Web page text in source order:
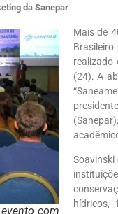
da Sanepar
com
Mais de
realizado
(24). A
hídricos,